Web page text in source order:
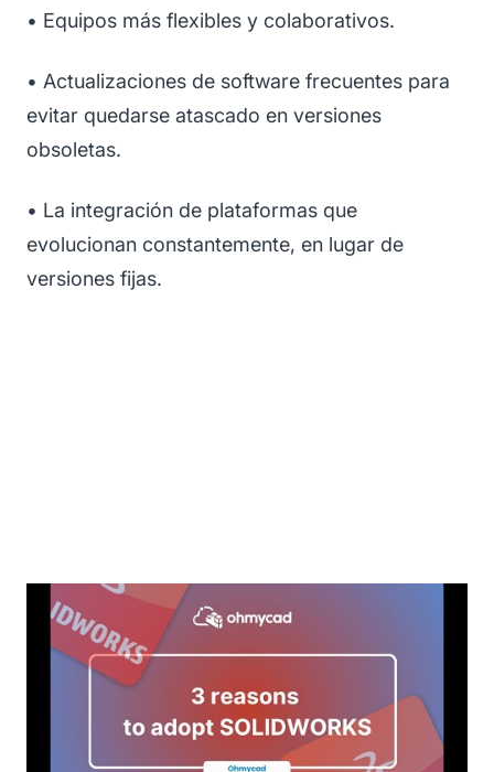
• Equipos más flexibles y colaborativos.
• Actualizaciones de software frecuentes para
evitar quedarse atascado en versiones
obsoletas.
• La integración de plataformas que
evolucionan constantemente, en lugar de
versiones fijas.